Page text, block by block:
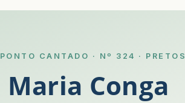
PONTO CANTADO · Nº 324 · PRETOS
Maria Conga